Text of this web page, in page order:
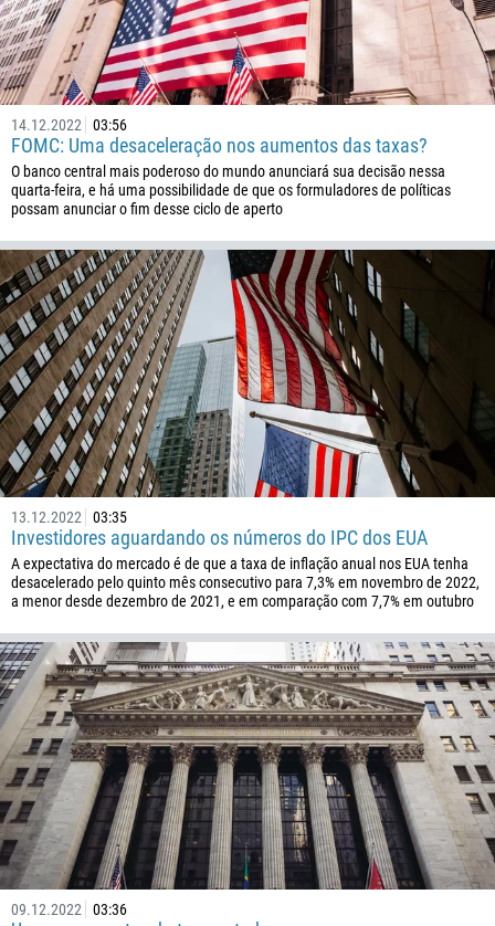
14.12.2022 03:56
FOMC: Uma desaceleração nos aumentos das taxas?
O banco central mais poderoso do mundo anunciará sua decisão nessa
quarta-feira, e há uma possibilidade de que os formuladores de políticas
possam anunciar o fim desse ciclo de aperto
13.12.2022 03:35
Investidores aguardando os números do IPC dos EUA
A expectativa do mercado é de que a taxa de inflação anual nos EUA tenha
desacelerado pelo quinto mês consecutivo para 7,3% em novembro de 2022,
a menor desde dezembro de 2021, e em comparação com 7,7% em outubro
09.12.2022 03:36
1441
975
591
267
55
246
673
359
226
257
855
237
1
238
1345
236
235
86
61
61
57
269
242
243
682
506